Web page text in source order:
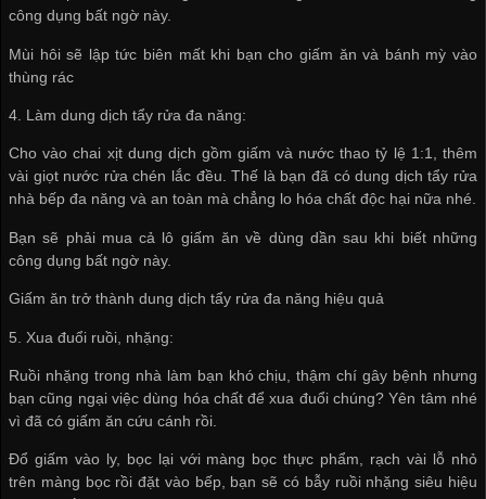
công dụng bất ngờ này.
Mùi hôi sẽ lập tức biên mất khi bạn cho giấm ăn và bánh mỳ vào
thùng rác
4. Làm dung dịch tẩy rửa đa năng:
Cho vào chai xịt dung dịch gồm giấm và nước thao tỷ lệ 1:1, thêm
vài giọt nước rửa chén lắc đều. Thế là bạn đã có dung dịch tẩy rửa
nhà bếp đa năng và an toàn mà chẳng lo hóa chất độc hại nữa nhé.
Bạn sẽ phải mua cả lô giấm ăn về dùng dần sau khi biết những
công dụng bất ngờ này.
Giấm ăn trở thành dung dịch tẩy rửa đa năng hiệu quả
5. Xua đuổi ruồi, nhặng:
Ruồi nhặng trong nhà làm bạn khó chịu, thậm chí gây bệnh nhưng
bạn cũng ngại việc dùng hóa chất để xua đuổi chúng? Yên tâm nhé
vì đã có giấm ăn cứu cánh rồi.
Đổ giấm vào ly, bọc lại với màng bọc thực phẩm, rạch vài lỗ nhỏ
trên màng bọc rồi đặt vào bếp, bạn sẽ có bẫy ruồi nhặng siêu hiệu